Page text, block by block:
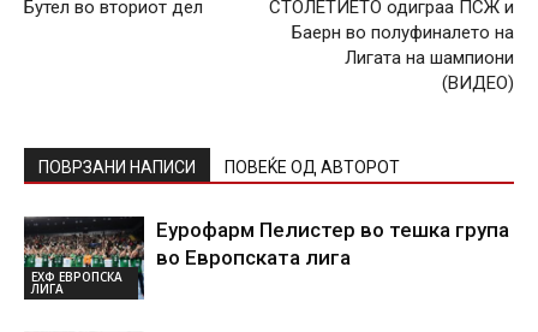
Бутел во вториот дел
СТОЛЕТИЕТО одиграа ПСЖ и
Баерн во полуфиналето на
Лигата на шампиони
(ВИДЕО)
ПОВРЗАНИ НАПИСИ ПОВЕЌЕ ОД АВТОРОТ
ЕХФ ЕВРОПСКА
ЛИГА
Еурофарм Пелистер во тешка група
во Европската лига